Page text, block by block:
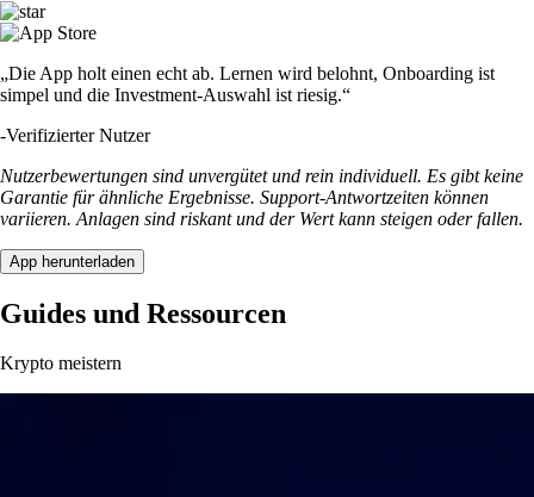
„Die App holt einen echt ab. Lernen wird belohnt, Onboarding ist
simpel und die Investment-Auswahl ist riesig.“
-Verifizierter Nutzer
Nutzerbewertungen sind unvergütet und rein individuell. Es gibt keine
Garantie für ähnliche Ergebnisse. Support-Antwortzeiten können
variieren. Anlagen sind riskant und der Wert kann steigen oder fallen.
App herunterladen
Guides und Ressourcen
Krypto meistern